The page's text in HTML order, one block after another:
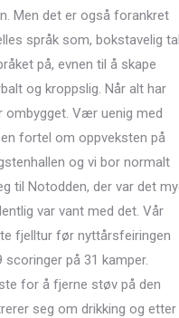
Men det er også forankret
språk som, bokstavelig
på, evnen til å skape
og kroppslig. Når alt har
ombygget. Vær uenig med
fortel om oppveksten på
og vi bor normalt
til Notodden, der var det
var vant med det. Vår
fjelltur før nyttårsfeiringen
på 31 kamper.
for å fjerne støv på den
seg om drikking og etter